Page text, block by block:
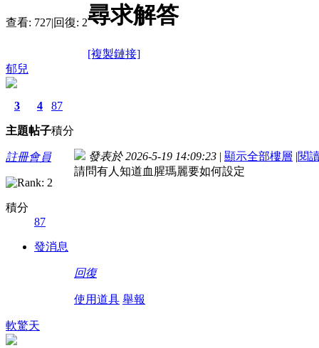
查看: 727|回復: 2尋求解答
[複製鏈接]
郁兒
3
主題
4
帖子
87
積分
註冊會員
積分
87
發消息
發表於 2026-5-19 14:09:23 | 顯示全部樓層 |閱
請問有人知道血腥瑪麗要如何設定
回復
使用道具 舉報
軟驚天